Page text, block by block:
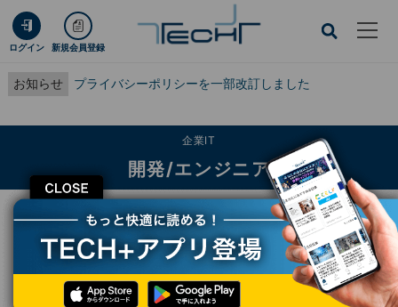
ログイン 新規会員登録
お知らせ プライバシーポリシーを一部改訂しました
CLOSE
企業IT
開発/エンジニア
TECH+ 企業IT 開発/エンジニア 検索フィールドの追加
連載
簡単導入! OSS全文検索サーバFess入門